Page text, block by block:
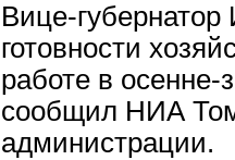
Вице-
готовности
работе в осенне-
сообщил НИА
администрации.